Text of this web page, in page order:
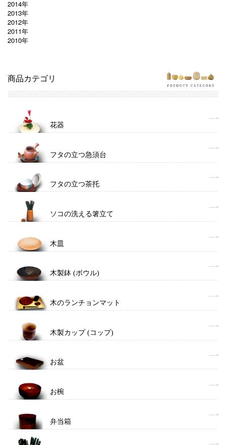
2014年
2013年
2012年
2011年
2010年
商品カテゴリ
花器
フタの立つ急須台
フタの立つ茶托
ソコの洗える箸立て
木皿
木製鉢 (ボウル)
木のランチョンマット
木製カップ (コップ)
お盆
お椀
弁当箱